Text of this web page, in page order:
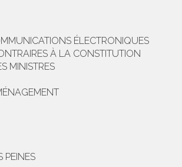
ÉLECTRONIQUES
À LA CONSTITUTION
MINISTRES
PEINES